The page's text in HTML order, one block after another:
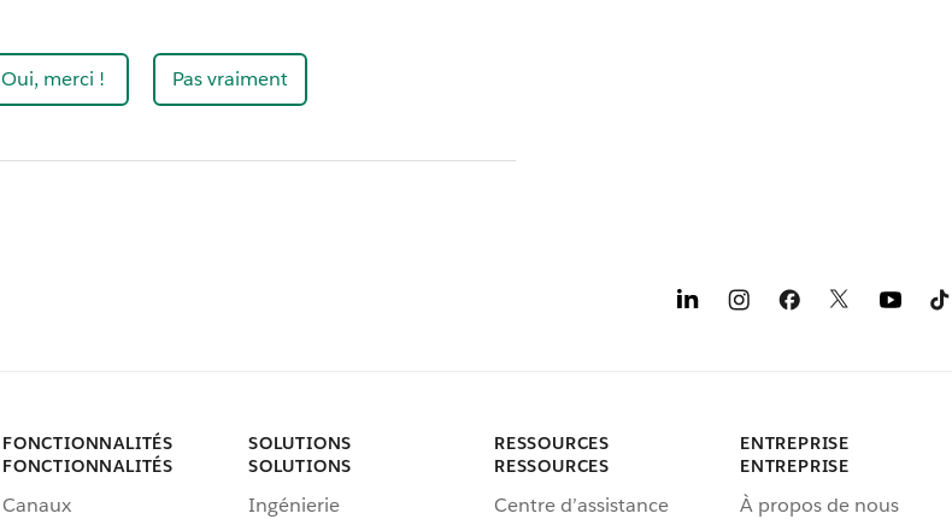
Oui, merci ! Pas vraiment
FONCTIONNALITÉS
FONCTIONNALITÉS
Canaux
SOLUTIONS
SOLUTIONS
Ingénierie
RESSOURCES
RESSOURCES
Centre d’assistance
ENTREPRISE
ENTREPRISE
À propos de nous